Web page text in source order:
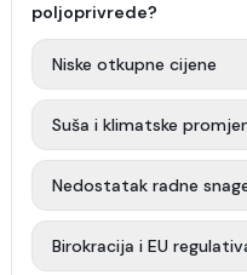
poljoprivrede?
Niske otkupne cijene
Suša i klimatske
Nedostatak radne
Birokracija i EU